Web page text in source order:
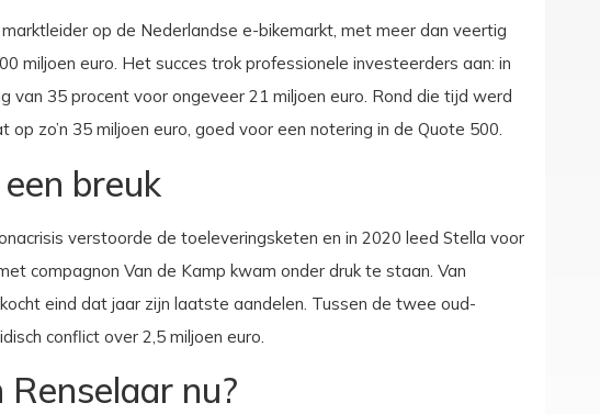
op de Nederlandse e-bikemarkt, met meer dan veertig
miljoen euro. Het succes trok professionele investeerders aan: in
van 35 procent voor ongeveer 21 miljoen euro. Rond die tijd werd
op zo’n 35 miljoen euro, goed voor een notering in de Quote 500.
breuk
verstoorde de toeleveringsketen en in 2020 leed Stella voor
compagnon Van de Kamp kwam onder druk te staan. Van
eind dat jaar zijn laatste aandelen. Tussen de twee oud-
conflict over 2,5 miljoen euro.
nu?